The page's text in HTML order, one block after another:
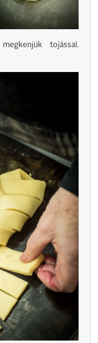
tojással.